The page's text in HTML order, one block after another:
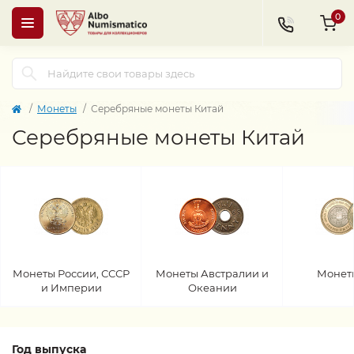
0
Монеты Серебряные монеты Китай
Серебряные монеты Китай
Монеты России, СССР
и Империи
Монеты Австралии и
Океании
Год выпуска